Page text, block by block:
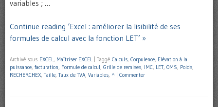
variables ; …
Continue reading ‘Excel : améliorer la lisibilité de ses
formules de calcul avec la fonction LET’ »
Archivé sous EXCEL, Maîtriser EXCEL Taggé Calculs, Corpulence, Elévation à la
puissance, facturation, Formule de calcul, Grille de remises, IMC, LET, OMS, Poids,
RECHERCHEX, Taille, Taux de TVA, Variables, ^ Commenter